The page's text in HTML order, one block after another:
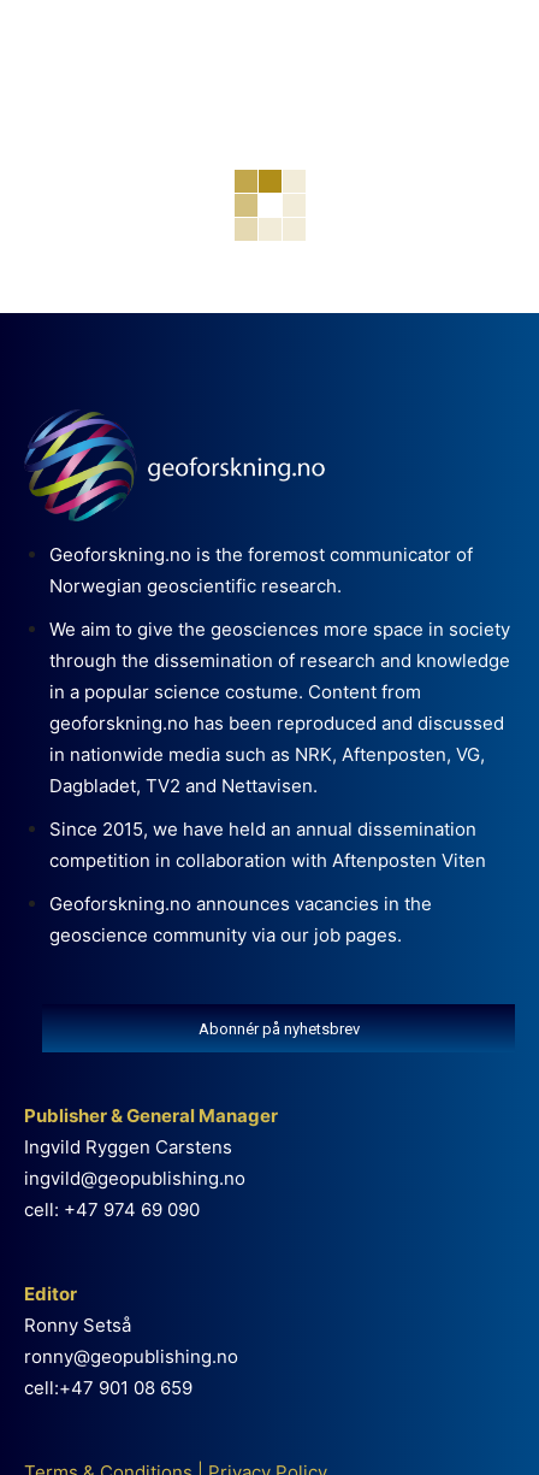
Geoforskning.no is the foremost communicator of
Norwegian geoscientific research.
We aim to give the geosciences more space in society
through the dissemination of research and knowledge
in a popular science costume. Content from
geoforskning.no has been reproduced and discussed
in nationwide media such as NRK, Aftenposten, VG,
Dagbladet, TV2 and Nettavisen.
Since 2015, we have held an annual dissemination
competition in collaboration with Aftenposten Viten
Geoforskning.no announces vacancies in the
geoscience community via our job pages.
Abonnér på nyhetsbrev
Publisher & General Manager
Ingvild Ryggen Carstens
ingvild@geopublishing.no
cell: +47 974 69 090
Editor
Ronny Setså
ronny@geopublishing.no
cell:+47 901 08 659